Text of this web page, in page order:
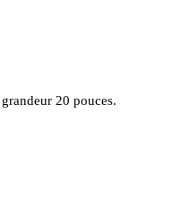
20 pouces.